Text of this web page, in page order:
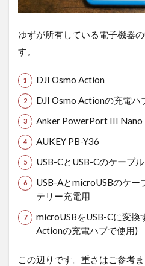
ゆずが所有している電子機器
す。
DJI Osmo Action
DJI Osmo Actionの充電ハ
Anker PowerPort III Nano
AUKEY PB-Y36
USB-CとUSB-Cのケーブル
USB-AとmicroUSBのケー
テリー充電用
microUSBをUSB-Cに変換
Actionの充電ハブで使用)
この辺りです。重さはご参考